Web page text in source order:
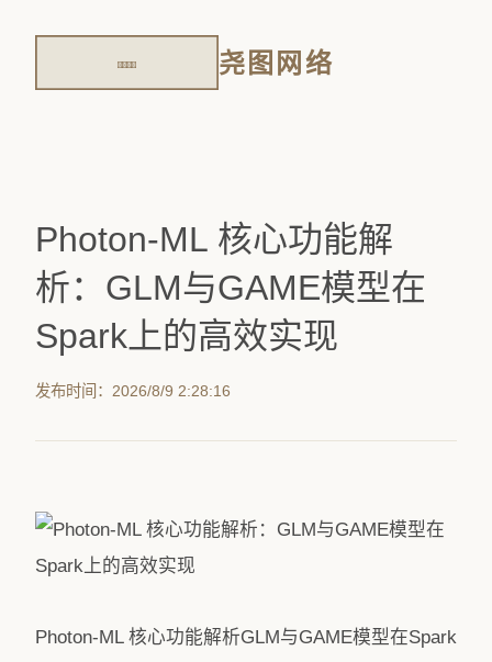
尧图网络
Photon-ML 核心功能解
析：GLM与GAME模型在
Spark上的高效实现
发布时间：2026/8/9 2:28:16
Photon-ML 核心功能解析GLM与GAME模型在Spark